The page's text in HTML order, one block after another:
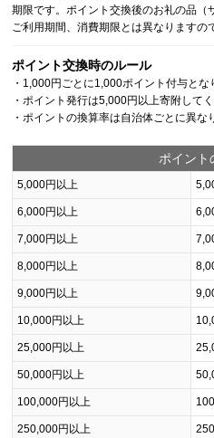
期限です。ポイント交換後のお礼の品（
ご利用期間、消費期限とは異なりますの
ポイント交換時のルール
・1,000円ごとに1,000ポイント付与とな
・ポイント発行は5,000円以上寄附して
・ポイントの換算率は自治体ごとに異な
ポイント
5,000円以上
6,000円以上
7,000円以上
8,000円以上
9,000円以上
10,000円以上
25,000円以上
50,000円以上
100,000円以上
250,000円以上